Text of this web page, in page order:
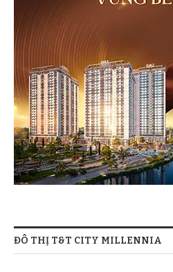
ĐÔ THỊ T&T CITY MILLENNIA